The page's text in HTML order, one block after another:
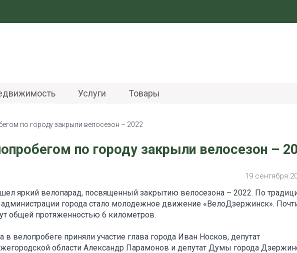
Услуги Товары
по городу закрыли велосезон – 2022
по городу закрыли велосезон –
19 сентября
яркий велопарад, посвященный закрытию велосезона – 2022. По
города стало молодежное движение «ВелоДзержинск».
общей протяженностью 6 километров.
велопробеге приняли участие глава города Иван Носков, депутат
области Александр Парамонов и депутат Думы города